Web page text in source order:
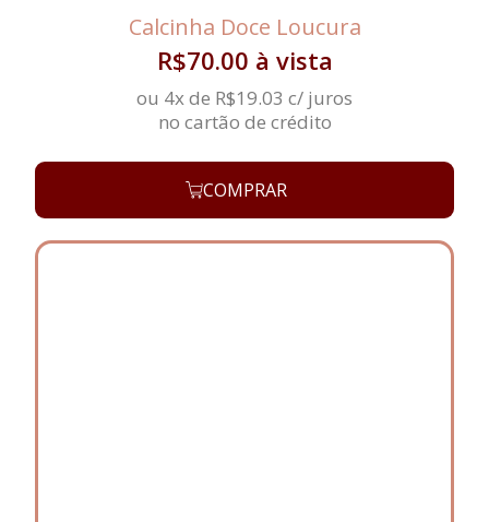
Calcinha Doce Loucura
R$70.00 à vista
ou 4x de R$19.03 c/ juros
no cartão de crédito
COMPRAR